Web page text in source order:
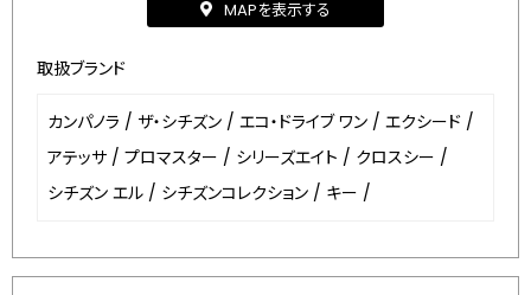
MAPを表示する
取扱ブランド
カンパノラ / ザ・シチズン / エコ・ドライブ ワン / エクシード /
アテッサ / プロマスター / シリーズエイト / クロスシー /
シチズン エル / シチズンコレクション / キー /